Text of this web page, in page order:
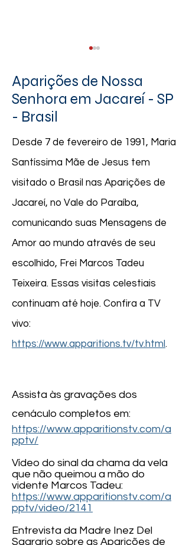
15.08.2023 | "Apareci aqui
para fazer triunfar a fé, a
paz e o amor na Terra."
Aparições de Nossa
Senhora em Jacareí - SP
- Brasil
Desde 7 de fevereiro de 1991, Maria
Santíssima Mãe de Jesus tem
visitado o Brasil nas Aparições de
Jacareí, no Vale do Paraíba,
comunicando suas Mensagens de
Amor ao mundo através de seu
escolhido, Frei Marcos Tadeu
Teixeira. Essas visitas celestiais
continuam até hoje. Confira a TV
vivo:
https://www.apparitions.tv/tv.html .
​Assista às gravações dos
cenáculo completos em:
https://www.apparitionstv.com/a
pptv/
Vídeo do sinal da chama da vela
que não queimou a mão do
vidente Marcos Tadeu:
https://www.apparitionstv.com/a
pptv/video/2141
Entrevista da Madre Inez Del
Sagrario sobre as Aparições de